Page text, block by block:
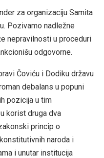
za organizaciju Samita
Pozivamo nadležne
nepravilnosti u proceduri
odgovorne.
Čoviću i Dodiku državu
debalans u popuni
pozicija u tim
korist druga dva
princip o
naroda i
i unutar institucija